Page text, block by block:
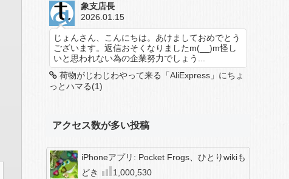
象支店長
2026.01.15
じょんさん、こんにちは。あけましておめでとう
ございます。返信おそくなりましたm(__)m怪し
いと思われない為の企業努力でしょう...
荷物がじわじわやって来る「AliExpress」にちょ
っとハマる(1)
アクセス数が多い投稿
iPhoneアプリ: Pocket Frogs、ひとりwikiも
どき
1,000,530